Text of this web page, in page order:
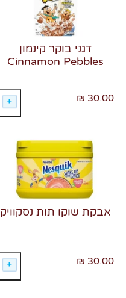
דגני בוקר קינמון
Cinnamon Pebbles
30.00 ₪
אבקת שוקו תות נסקוויק
30.00 ₪